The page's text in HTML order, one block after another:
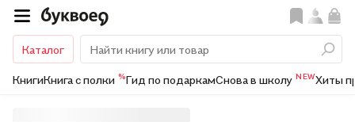
Каталог
КнигиКнига с полки %Гид по подаркамСнова в школу NEWХиты